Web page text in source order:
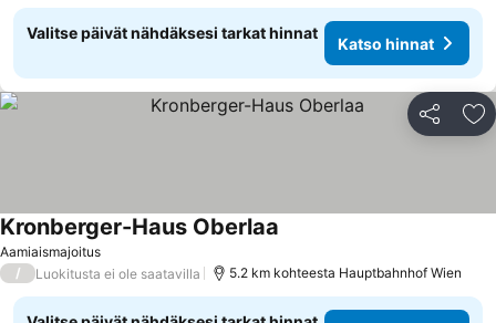
Valitse päivät nähdäksesi tarkat hinnat
Katso hinnat
Jaa
Aamiaismajoitus
Kronberger-Haus Oberlaa
/ Luokitusta ei ole saatavilla 5.2 km kohteesta Hauptbahnhof Wien